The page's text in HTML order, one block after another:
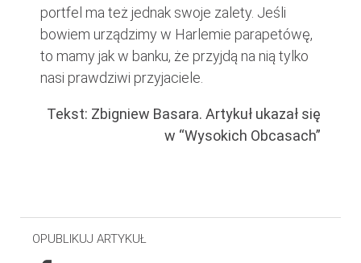
portfel ma też jednak swoje zalety. Jeśli
bowiem urządzimy w Harlemie parapetówę,
to mamy jak w banku, że przyjdą na nią tylko
nasi prawdziwi przyjaciele.
Tekst: Zbigniew Basara. Artykuł ukazał się
w “Wysokich Obcasach”
OPUBLIKUJ ARTYKUŁ